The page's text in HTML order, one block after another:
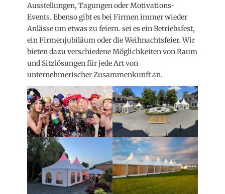
Ausstellungen, Tagungen oder Motivations-
Events. Ebenso gibt es bei Firmen immer wieder
Anlässe um etwas zu feiern. sei es ein Betriebsfest,
ein Firmenjubiläum oder die Weihnachtsfeier. Wir
bieten dazu verschiedene Möglichkeiten von Raum
und Sitzlösungen für jede Art von
unternehmerischer Zusammenkunft an.